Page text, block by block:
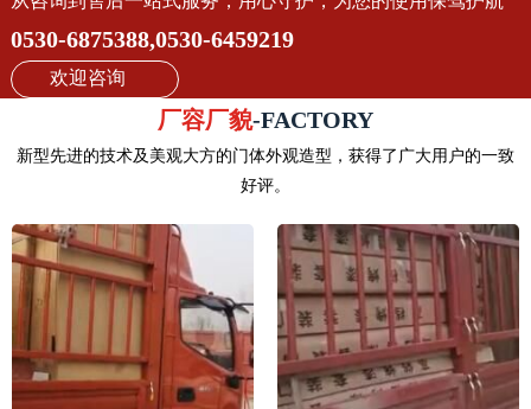
0530-6875388,0530-6459219
欢迎咨询
厂容厂貌-FACTORY
新型先进的技术及美观大方的门体外观造型，获得了广大用户的一致
好评。